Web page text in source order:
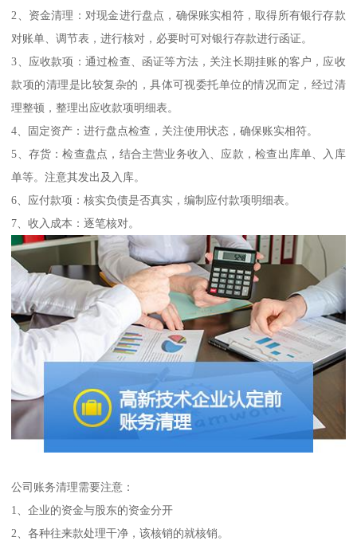
2、资金清理：对现金进行盘点，确保账实相符，取得所有银行存款
对账单、调节表，进行核对，必要时可对银行存款进行函证。
3、应收款项：通过检查、函证等方法，关注长期挂账的客户，应收
款项的清理是比较复杂的，具体可视委托单位的情况而定，经过清
理整顿，整理出应收款项明细表。
4、固定资产：进行盘点检查，关注使用状态，确保账实相符。
5、存货：检查盘点，结合主营业务收入、应款，检查出库单、入库
单等。注意其发出及入库。
6、应付款项：核实负债是否真实，编制应付款项明细表。
7、收入成本：逐笔核对。
公司账务清理需要注意：
1、企业的资金与股东的资金分开
2、各种往来款处理干净，该核销的就核销。